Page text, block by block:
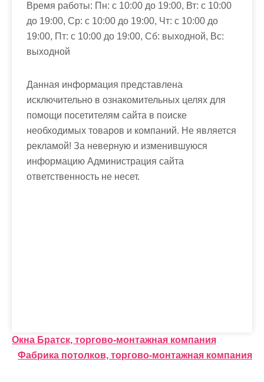
Время работы: Пн: с 10:00 до 19:00, Вт: с 10:00
до 19:00, Ср: с 10:00 до 19:00, Чт: с 10:00 до
19:00, Пт: с 10:00 до 19:00, Сб: выходной, Вс:
выходной
Данная информация представлена
исключительно в ознакомительных целях для
помощи посетителям сайта в поиске
необходимых товаров и компаний. Не является
рекламой! За неверную и изменившуюся
информацию Администрация сайта
ответственность не несет.
Н
а
Окна Братск, торгово-монтажная компания
Фабрика потолков, торгово-монтажная компания